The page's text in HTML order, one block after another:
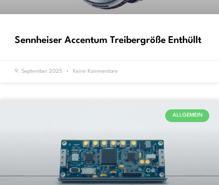
Sennheiser Accentum Treibergröße Enthüllt
9. September 2025 Keine Kommentare
ALLGEMEIN